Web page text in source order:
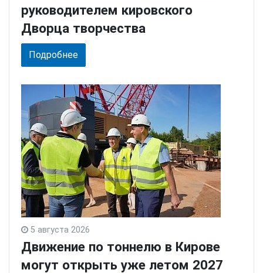
руководителем кировского
Дворца творчества
Подробнее
5 августа 2026
Движение по тоннелю в Кирове
могут открыть уже летом 2027